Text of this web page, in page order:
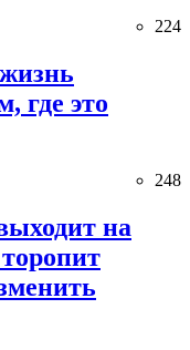
224
где это
248
на